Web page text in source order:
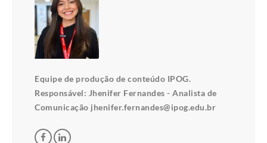
Equipe de produção de conteúdo IPOG.
Responsável: Jhenifer Fernandes - Analista de
Comunicação jhenifer.fernandes@ipog.edu.br